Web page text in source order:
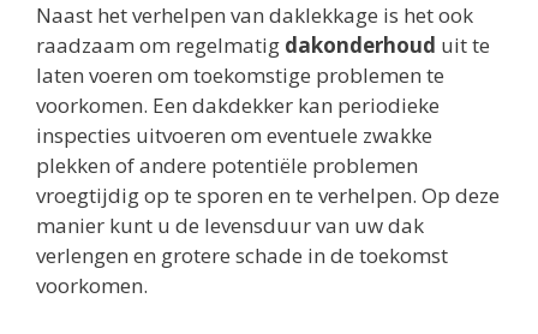
Naast het verhelpen van daklekkage is het ook
raadzaam om regelmatig dakonderhoud uit te
laten voeren om toekomstige problemen te
voorkomen. Een dakdekker kan periodieke
inspecties uitvoeren om eventuele zwakke
plekken of andere potentiële problemen
vroegtijdig op te sporen en te verhelpen. Op deze
manier kunt u de levensduur van uw dak
verlengen en grotere schade in de toekomst
voorkomen.